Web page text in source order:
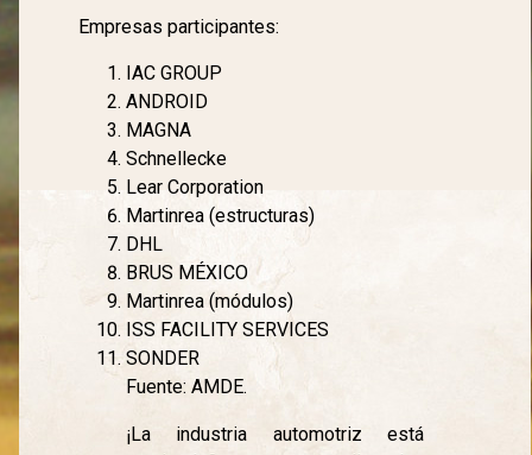
Empresas participantes:
IAC GROUP
ANDROID
MAGNA
Schnellecke
Lear Corporation
Martinrea (estructuras)
DHL
BRUS MÉXICO
Martinrea (módulos)
ISS FACILITY SERVICES
SONDER
Fuente: AMDE.
¡La industria automotriz está